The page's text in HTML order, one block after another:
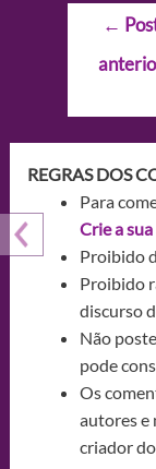
Navegação
Post
←
REGRAS DOS
Para
Crie a
Proibido
Proibido
discurso
Não
pode
Os
autores e
criador